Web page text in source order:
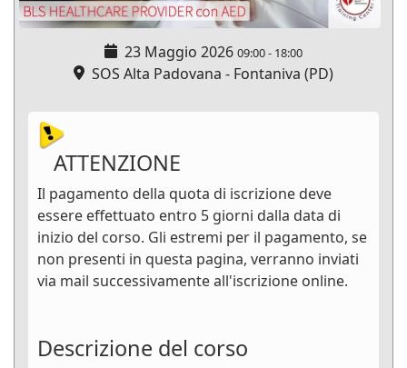
23 Maggio 2026 09:00- 18:00
SOS Alta Padovana - Fontaniva (PD)
ATTENZIONE
Il pagamento della quota di iscrizione deve
essere effettuato entro 5 giorni dalla data di
inizio del corso. Gli estremi per il pagamento, se
non presenti in questa pagina, verranno inviati
via mail successivamente all'iscrizione online.
Descrizione del corso